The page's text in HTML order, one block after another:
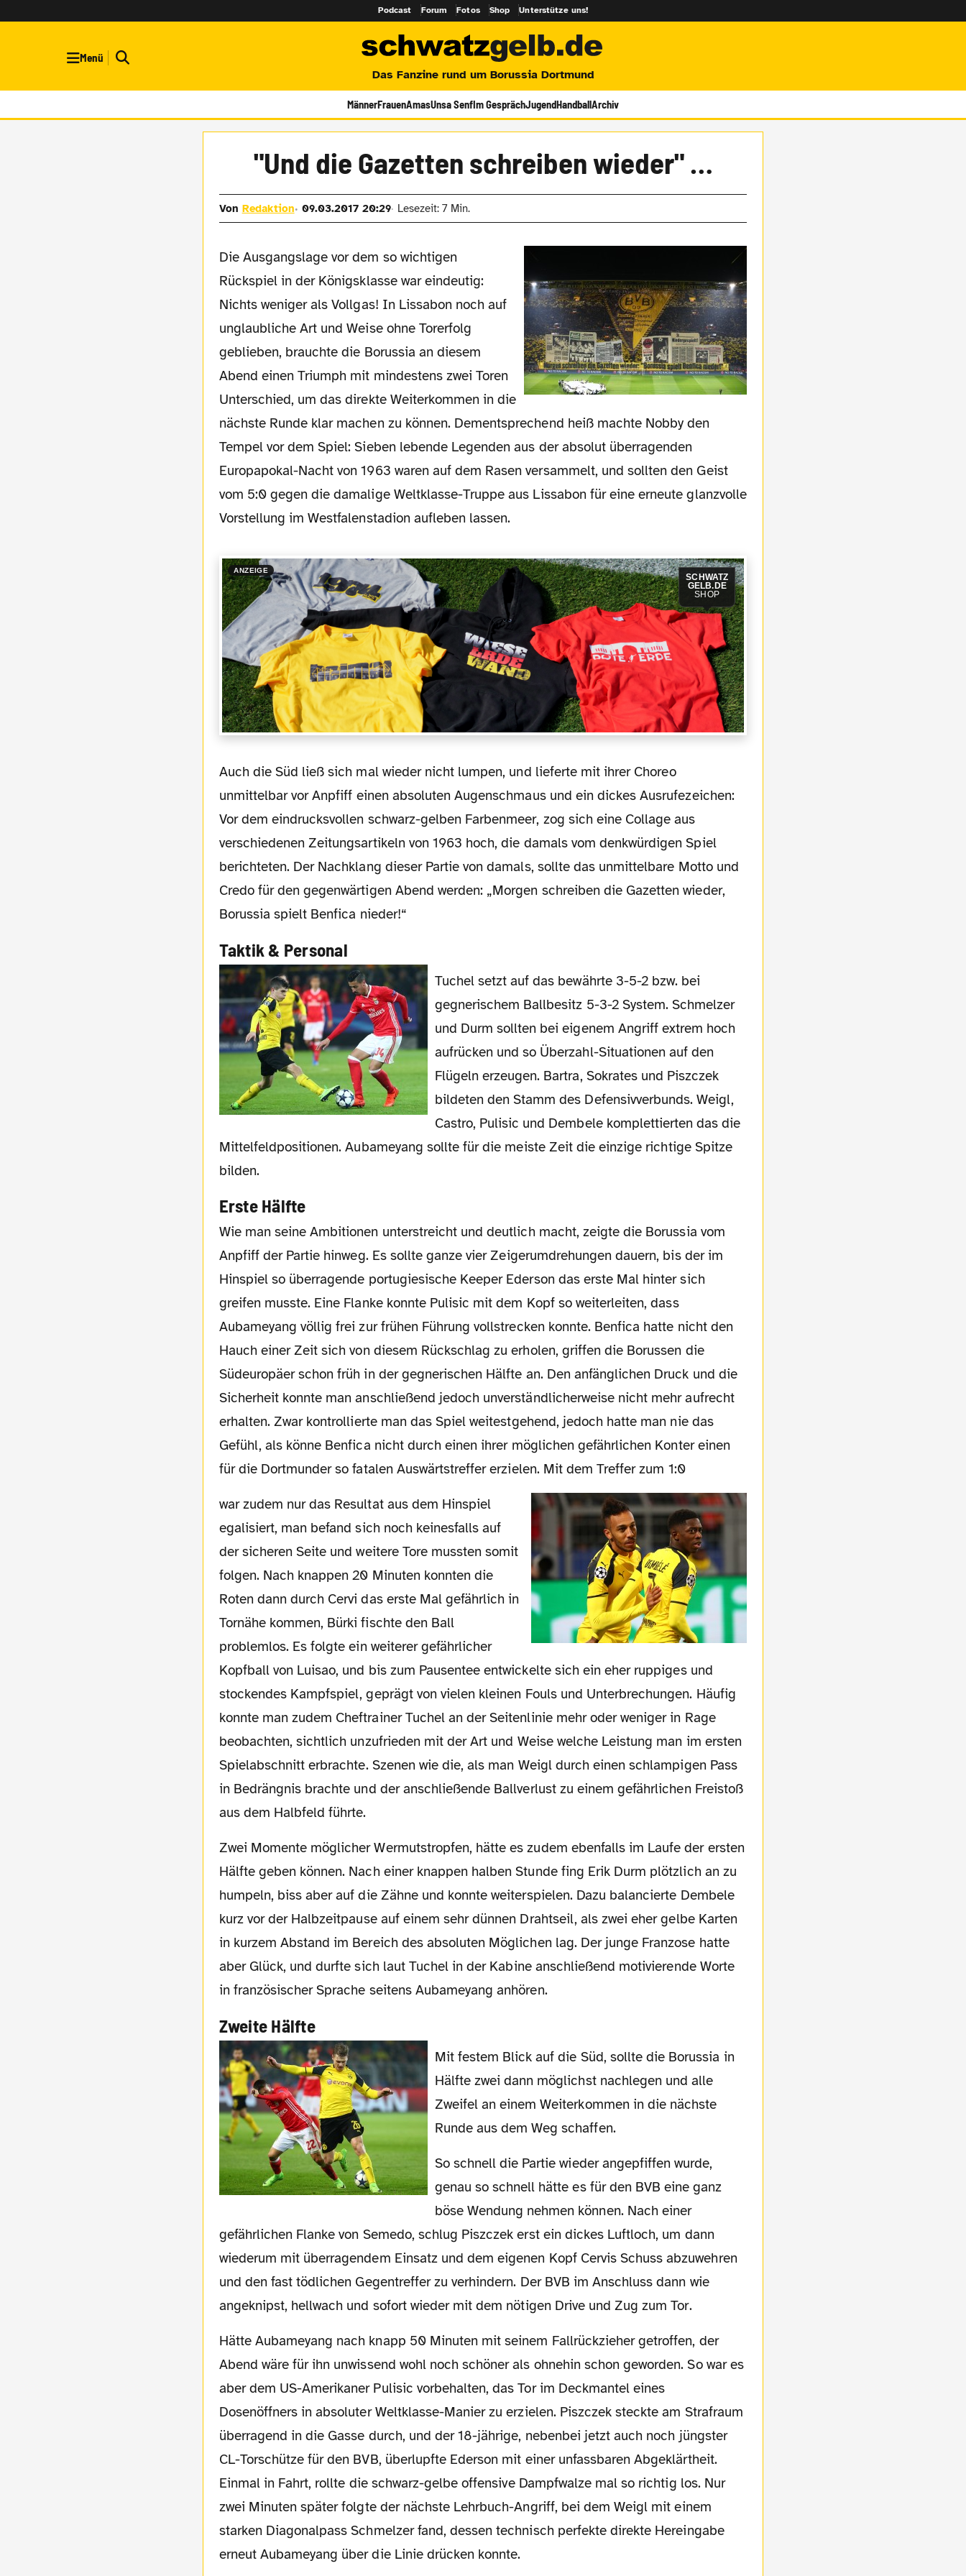
Podcast Forum Fotos Shop Unterstütze uns!
Menü
Das Fanzine rund um Borussia Dortmund
MännerFrauenAmasUnsa SenfIm GesprächJugendHandballArchiv
"Und die Gazetten schreiben wieder" …
Von Redaktion 09.03.2017 20:29 Lesezeit: 7 Min.
Die Ausgangslage vor dem so wichtigen
Rückspiel in der Königsklasse war eindeutig:
Nichts weniger als Vollgas! In Lissabon noch auf
unglaubliche Art und Weise ohne Torerfolg
geblieben, brauchte die Borussia an diesem
Abend einen Triumph mit mindestens zwei Toren
Unterschied, um das direkte Weiterkommen in die
nächste Runde klar machen zu können. Dementsprechend heiß machte Nobby den
Tempel vor dem Spiel: Sieben lebende Legenden aus der absolut überragenden
Europapokal-Nacht von 1963 waren auf dem Rasen versammelt, und sollten den Geist
vom 5:0 gegen die damalige Weltklasse-Truppe aus Lissabon für eine erneute glanzvolle
Vorstellung im Westfalenstadion aufleben lassen.
ANZEIGE
SCHWATZ
GELB.DE
SHOP
Auch die Süd ließ sich mal wieder nicht lumpen, und lieferte mit ihrer Choreo
unmittelbar vor Anpfiff einen absoluten Augenschmaus und ein dickes Ausrufezeichen:
Vor dem eindrucksvollen schwarz-gelben Farbenmeer, zog sich eine Collage aus
verschiedenen Zeitungsartikeln von 1963 hoch, die damals vom denkwürdigen Spiel
berichteten. Der Nachklang dieser Partie von damals, sollte das unmittelbare Motto und
Credo für den gegenwärtigen Abend werden: „Morgen schreiben die Gazetten wieder,
Borussia spielt Benfica nieder!“
Taktik & Personal
Tuchel setzt auf das bewährte 3-5-2 bzw. bei
gegnerischem Ballbesitz 5-3-2 System. Schmelzer
und Durm sollten bei eigenem Angriff extrem hoch
aufrücken und so Überzahl-Situationen auf den
Flügeln erzeugen. Bartra, Sokrates und Piszczek
bildeten den Stamm des Defensivverbunds. Weigl,
Castro, Pulisic und Dembele komplettierten das die
Mittelfeldpositionen. Aubameyang sollte für die meiste Zeit die einzige richtige Spitze
bilden.
Erste Hälfte
Wie man seine Ambitionen unterstreicht und deutlich macht, zeigte die Borussia vom
Anpfiff der Partie hinweg. Es sollte ganze vier Zeigerumdrehungen dauern, bis der im
Hinspiel so überragende portugiesische Keeper Ederson das erste Mal hinter sich
greifen musste. Eine Flanke konnte Pulisic mit dem Kopf so weiterleiten, dass
Aubameyang völlig frei zur frühen Führung vollstrecken konnte. Benfica hatte nicht den
Hauch einer Zeit sich von diesem Rückschlag zu erholen, griffen die Borussen die
Südeuropäer schon früh in der gegnerischen Hälfte an. Den anfänglichen Druck und die
Sicherheit konnte man anschließend jedoch unverständlicherweise nicht mehr aufrecht
erhalten. Zwar kontrollierte man das Spiel weitestgehend, jedoch hatte man nie das
Gefühl, als könne Benfica nicht durch einen ihrer möglichen gefährlichen Konter einen
für die Dortmunder so fatalen Auswärtstreffer erzielen. Mit dem Treffer zum 1:0
war zudem nur das Resultat aus dem Hinspiel
egalisiert, man befand sich noch keinesfalls auf
der sicheren Seite und weitere Tore mussten somit
folgen. Nach knappen 20 Minuten konnten die
Roten dann durch Cervi das erste Mal gefährlich in
Tornähe kommen, Bürki fischte den Ball
problemlos. Es folgte ein weiterer gefährlicher
Kopfball von Luisao, und bis zum Pausentee entwickelte sich ein eher ruppiges und
stockendes Kampfspiel, geprägt von vielen kleinen Fouls und Unterbrechungen. Häufig
konnte man zudem Cheftrainer Tuchel an der Seitenlinie mehr oder weniger in Rage
beobachten, sichtlich unzufrieden mit der Art und Weise welche Leistung man im ersten
Spielabschnitt erbrachte. Szenen wie die, als man Weigl durch einen schlampigen Pass
in Bedrängnis brachte und der anschließende Ballverlust zu einem gefährlichen Freistoß
aus dem Halbfeld führte.
Zwei Momente möglicher Wermutstropfen, hätte es zudem ebenfalls im Laufe der ersten
Hälfte geben können. Nach einer knappen halben Stunde fing Erik Durm plötzlich an zu
humpeln, biss aber auf die Zähne und konnte weiterspielen. Dazu balancierte Dembele
kurz vor der Halbzeitpause auf einem sehr dünnen Drahtseil, als zwei eher gelbe Karten
in kurzem Abstand im Bereich des absoluten Möglichen lag. Der junge Franzose hatte
aber Glück, und durfte sich laut Tuchel in der Kabine anschließend motivierende Worte
in französischer Sprache seitens Aubameyang anhören.
Zweite Hälfte
Mit festem Blick auf die Süd, sollte die Borussia in
Hälfte zwei dann möglichst nachlegen und alle
Zweifel an einem Weiterkommen in die nächste
Runde aus dem Weg schaffen.
So schnell die Partie wieder angepfiffen wurde,
genau so schnell hätte es für den BVB eine ganz
böse Wendung nehmen können. Nach einer
gefährlichen Flanke von Semedo, schlug Piszczek erst ein dickes Luftloch, um dann
wiederum mit überragendem Einsatz und dem eigenen Kopf Cervis Schuss abzuwehren
und den fast tödlichen Gegentreffer zu verhindern. Der BVB im Anschluss dann wie
angeknipst, hellwach und sofort wieder mit dem nötigen Drive und Zug zum Tor.
Hätte Aubameyang nach knapp 50 Minuten mit seinem Fallrückzieher getroffen, der
Abend wäre für ihn unwissend wohl noch schöner als ohnehin schon geworden. So war es
aber dem US-Amerikaner Pulisic vorbehalten, das Tor im Deckmantel eines
Dosenöffners in absoluter Weltklasse-Manier zu erzielen. Piszczek steckte am Strafraum
überragend in die Gasse durch, und der 18-jährige, nebenbei jetzt auch noch jüngster
CL-Torschütze für den BVB, überlupfte Ederson mit einer unfassbaren Abgeklärtheit.
Einmal in Fahrt, rollte die schwarz-gelbe offensive Dampfwalze mal so richtig los. Nur
zwei Minuten später folgte der nächste Lehrbuch-Angriff, bei dem Weigl mit einem
starken Diagonalpass Schmelzer fand, dessen technisch perfekte direkte Hereingabe
erneut Aubameyang über die Linie drücken konnte.